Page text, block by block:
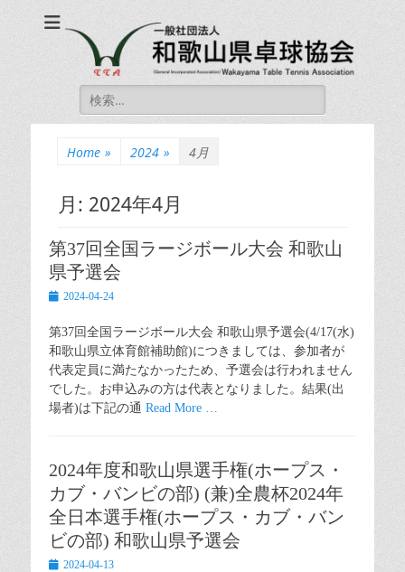
一般社団法人和歌山
県卓球協会
Wakayama Table
Tennis Association
一般社団法人和歌山県卓球協会 公式ホームページ
Search
for:
Home » 2024 » 4月
月: 2024年4月
第37回全国ラージボール大会 和歌山
県予選会
Posted2024-04-24
第37回全国ラージボール大会 和歌山県予選会(4/17(水)
和歌山県立体育館補助館)につきましては、参加者が
代表定員に満たなかったため、予選会は行われません
でした。お申込みの方は代表となりました。結果(出
場者)は下記の通 Read More …
2024年度和歌山県選手権(ホープス・
カブ・バンビの部) (兼)全農杯2024年
全日本選手権(ホープス・カブ・バン
ビの部) 和歌山県予選会
Posted2024-04-13